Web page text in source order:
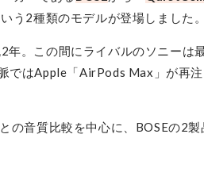
いう2種類のモデルが登場しました。
。この間にライバルのソニーは
ではApple「AirPods Max」が再
音質比較を中心に、BOSEの2
最安価格:¥17,980 〜